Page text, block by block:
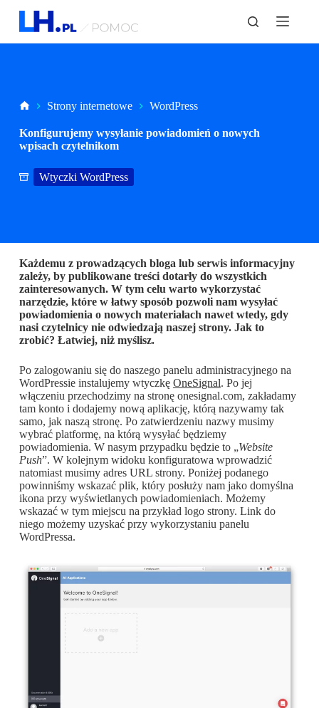
P
d
StronaStrony internetowe WordPress
Konfigurujemy wysyłanie powiadomień o nowych
wpisach czytelnikom
Wtyczki WordPress
Każdemu z prowadzących bloga lub serwis informacyjny
zależy, by publikowane treści dotarły do wszystkich
zainteresowanych. W tym celu warto wykorzystać
narzędzie, które w łatwy sposób pozwoli nam wysyłać
powiadomienia o nowych materiałach nawet wtedy, gdy
nasi czytelnicy nie odwiedzają naszej strony. Jak to
zrobić? Łatwiej, niż myślisz.
Po zalogowaniu się do naszego panelu administracyjnego na
WordPressie instalujemy wtyczkę OneSignal. Po jej
włączeniu przechodzimy na stronę onesignal.com, zakładamy
tam konto i dodajemy nową aplikację, którą nazywamy tak
samo, jak naszą stronę. Po zatwierdzeniu nazwy musimy
wybrać platformę, na którą wysyłać będziemy
powiadomienia. W nasym przypadku będzie to „Website
Push”. W kolejnym widoku konfiguratowa wprowadzić
natomiast musimy adres URL strony. Poniżej podanego
powinniśmy wskazać plik, który posłuży nam jako domyślna
ikona przy wyświetlanych powiadomieniach. Możemy
wskazać w tym miejscu na przykład logo strony. Link do
niego możemy uzyskać przy wykorzystaniu panelu
WordPressa.